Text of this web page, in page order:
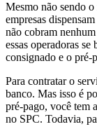
Mesmo não sendo
empresas
não cobram
essas operadoras
consignado e o pré-
Para contratar o
banco. Mas isso é
pré-pago, você tem
no SPC. Todavia,